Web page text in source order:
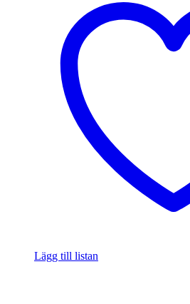
Lägg till listan